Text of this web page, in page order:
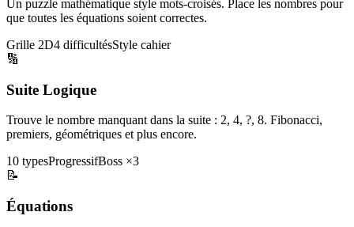
Un puzzle mathématique style mots-croisés. Place les nombres pour
que toutes les équations soient correctes.
Grille 2D4 difficultésStyle cahier
🔢
Suite Logique
Trouve le nombre manquant dans la suite : 2, 4, ?, 8. Fibonacci,
premiers, géométriques et plus encore.
10 typesProgressifBoss ×3
📝
Équations